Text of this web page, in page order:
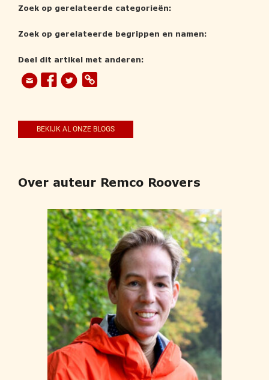
Zoek op gerelateerde categorieën:
Zoek op gerelateerde begrippen en namen:
Deel dit artikel met anderen:
BEKIJK AL ONZE BLOGS
Over auteur Remco Roovers